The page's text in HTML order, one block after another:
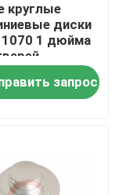
круглые
диски
1070 1 дюйма
запрос